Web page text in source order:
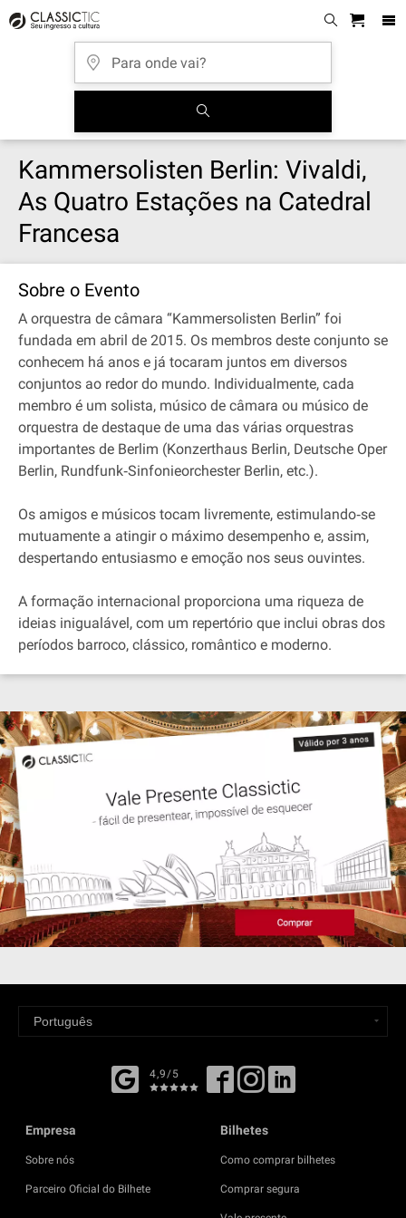
Kammersolisten Berlin: Vivaldi,
As Quatro Estações na Catedral
Francesa
Sobre o Evento
A orquestra de câmara “Kammersolisten Berlin” foi
fundada em abril de 2015. Os membros deste conjunto se
conhecem há anos e já tocaram juntos em diversos
conjuntos ao redor do mundo. Individualmente, cada
membro é um solista, músico de câmara ou músico de
orquestra de destaque de uma das várias orquestras
importantes de Berlim (Konzerthaus Berlin, Deutsche Oper
Berlin, Rundfunk‐Sinfonieorchester Berlin, etc.).
Os amigos e músicos tocam livremente, estimulando‐se
mutuamente a atingir o máximo desempenho e, assim,
despertando entusiasmo e emoção nos seus ouvintes.
A formação internacional proporciona uma riqueza de
ideias inigualável, com um repertório que inclui obras dos
períodos barroco, clássico, romântico e moderno.
4,9/5
Empresa
Sobre nós
Parceiro Oficial do Bilhete
Bilhetes
Como comprar bilhetes
Comprar segura